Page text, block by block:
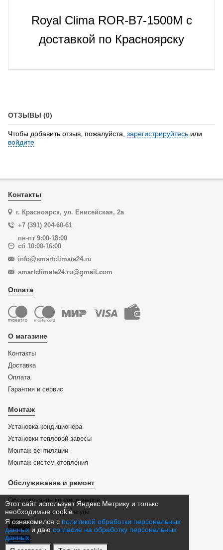
Этот сайт использует Яндекс.Метрику и только
необходимые cookie.
Я ознакомился с политикой обработки персональных
данныхи даю согласие на обработку персональных
данных.
Royal Clima ROR-B7-1500M с
доставкой по Красноярску
ОТЗЫВЫ (0)
Чтобы добавить отзыв, пожалуйста, зарегистрируйтесь или
войдите
Контакты
г. Красноярск, ул. Енисейская, 2а
+7 (391) 204-60-61
пн-пт 9:00-18:00
сб 10:00-16:00
info@smartclimate24.ru
smartclimate24.ru@gmail.com
Оплата
О магазине
Контакты
Доставка
Оплата
Гарантия и сервис
Монтаж
Установка кондиционера
Установки тепловой завесы
Монтаж вентиляции
Монтаж систем отопления
Обслуживание и ремонт
Обслуживание кондиционеров
Замена фильтра для воды
Меню